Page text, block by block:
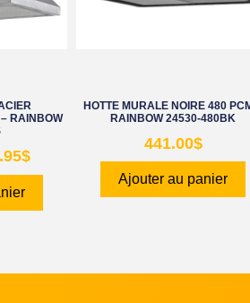
RAINBOW
$
HOTTE MURALE NOIRE 480
RAINBOW 24530-480BK
441.00$
Ajouter au panier